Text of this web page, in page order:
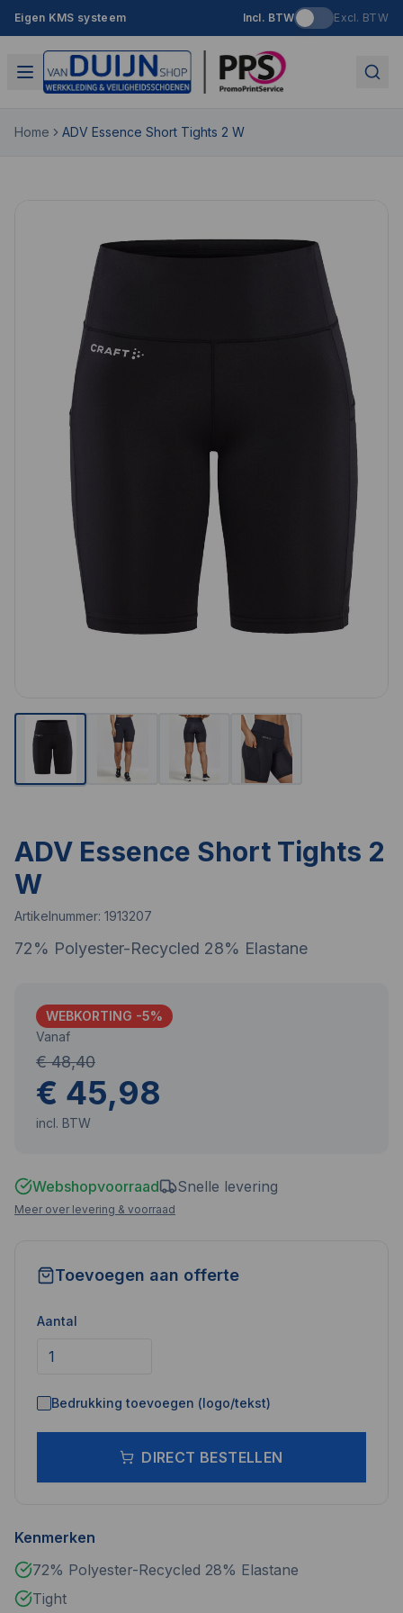
Eigen KMS systeem Incl. BTW Excl. BTW
Home ADV Essence Short Tights 2 W
ADV Essence Short Tights 2
W
Artikelnummer: 1913207
72% Polyester-Recycled 28% Elastane
WEBKORTING -5%
Vanaf
€ 48,40
€ 45,98
incl. BTW
Webshopvoorraad Snelle levering
Meer over levering & voorraad
Toevoegen aan offerte
Aantal
Bedrukking toevoegen (logo/tekst)
DIRECT BESTELLEN
Kenmerken
72% Polyester-Recycled 28% Elastane
Tight